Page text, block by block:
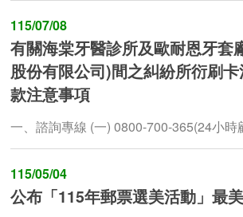
115/07/08
有關海棠牙醫診所及歐耐恩牙套
股份有限公司)間之糾紛所衍刷
款注意事項
一、諮詢專線 (一) 0800-700-365(24小時
115/05/04
公布「115年郵票選美活動」最